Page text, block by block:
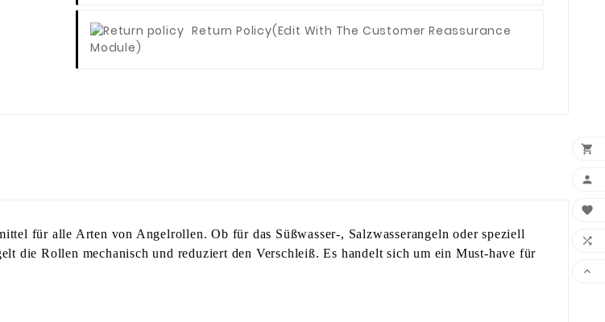
Return Policy(edit With The Customer Reassurance
Module)
für alle Arten von Angelrollen. Ob für das Süßwasser-, Salzwasserangeln oder speziell
die Rollen mechanisch und reduziert den Verschleiß. Es handelt sich um ein Must-have für




